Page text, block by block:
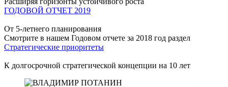
ГОДОВОЙ ОТЧЕТ 2019
От 5-летнего планирования
Смотрите в нашем Годовом отчете за 2018 год раздел
Стратегические приоритеты
К долгосрочной стратегической концепции на 10 лет